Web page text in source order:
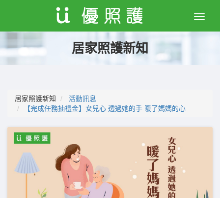
Toggle
居家照護新知
居家照護新知
活動訊息
【完成任務抽禮金】女兒心 透過她的手 暖了媽媽的心